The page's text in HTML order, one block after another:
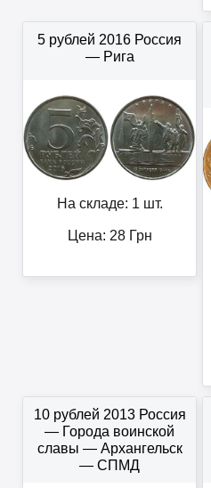
5 рублей 2016 Россия
— Рига
На складе: 1 шт.
Цена: 28Грн
10 рублей 2013 Россия
— Города воинской
славы — Архангельск
— СПМД